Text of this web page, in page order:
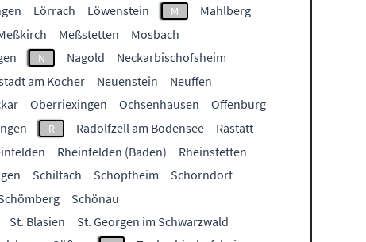
Lörrach Löwenstein M
Mahlberg
Meßstetten
Mosbach
N Nagold
Neckarbischofsheim
am Kocher Neuenstein
Neuffen
Oberriexingen Ochsenhausen
Offenburg
R Radolfzell am Bodensee
Rastatt
Rheinfelden (Baden)
Rheinstetten
Schiltach Schopfheim
Schorndorf
Schönau
St. Blasien
St. Georgen im Schwarzwald